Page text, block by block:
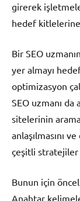
girerek
hedef kitlelerine
Bir SEO
yer almayı
optimizasyon
SEO uzmanı
sitelerinin
anlaşılmasını
çeşitli stratejiler
Bunun için
Anahtar